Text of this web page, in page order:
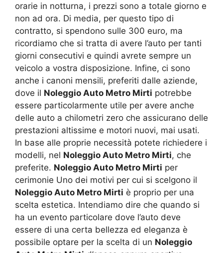
orarie in notturna, i prezzi sono a totale giorno e
non ad ora. Di media, per questo tipo di
contratto, si spendono sulle 300 euro, ma
ricordiamo che si tratta di avere l’auto per tanti
giorni consecutivi e quindi avrete sempre un
veicolo a vostra disposizione. Infine, ci sono
anche i canoni mensili, preferiti dalle aziende,
dove il Noleggio Auto Metro Mirti potrebbe
essere particolarmente utile per avere anche
delle auto a chilometri zero che assicurano delle
prestazioni altissime e motori nuovi, mai usati.
In base alle proprie necessità potete richiedere i
modelli, nel Noleggio Auto Metro Mirti, che
preferite. Noleggio Auto Metro Mirti per
cerimonie Uno dei motivi per cui si scelgono il
Noleggio Auto Metro Mirti è proprio per una
scelta estetica. Intendiamo dire che quando si
ha un evento particolare dove l’auto deve
essere di una certa bellezza ed eleganza è
possibile optare per la scelta di un Noleggio